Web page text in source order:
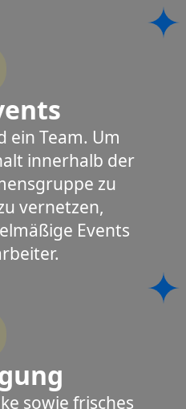
ein Team. Um
innerhalb der
zu
vernetzen,
Events
sowie frisches